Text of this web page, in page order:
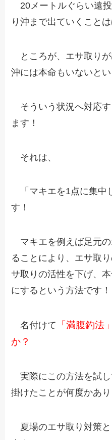
20メートルぐらい遠
り沖まで出ていくこと
ところが、エサ取り
沖には本命もいないと
そういう状況へ対応す
ます！
それは、
「マキエを1点に集中
す！
マキエを例えば足元
ることにより、エサ取
サ取りの活性を下げ、
にするという方法です
名付けて
「満腹釣
か？
実際にこの方法を試
掛けたことが何度かあ
夏場のエサ取り対策